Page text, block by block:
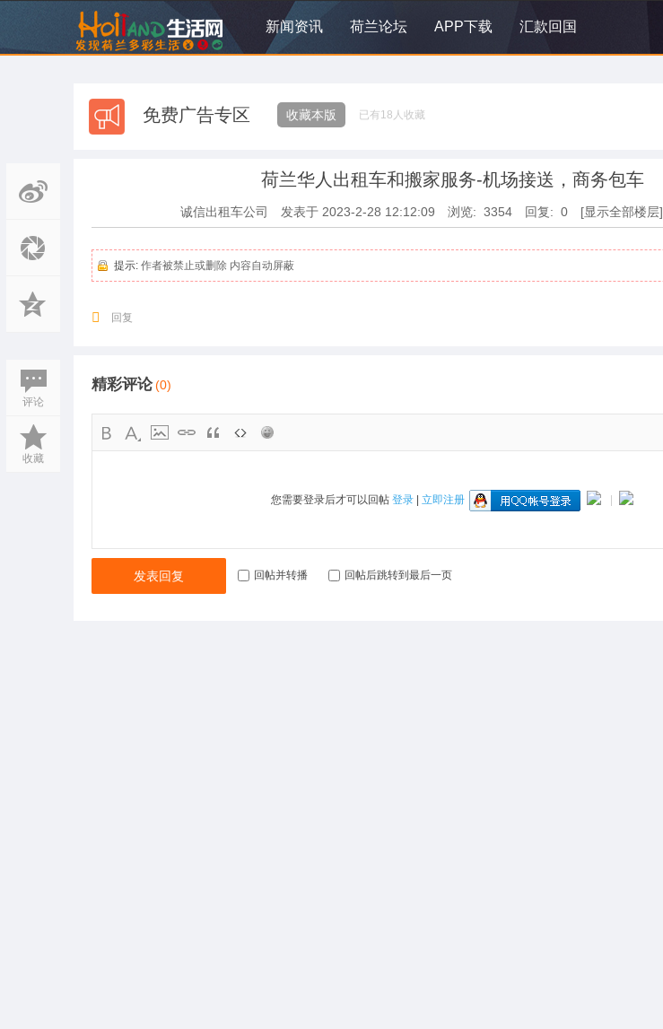
新闻资讯 荷兰论坛 APP下载 汇款回国
免费广告专区 收藏本版 已有18 人收藏
评论
收藏
荷兰华人出租车和搬家服务-机场接送，商务包车
诚信出租车公司 发表于 2023-2-28 12:12:09 浏览: 3354 回复: 0 [显示全部楼层]
提示: 作者被禁止或删除 内容自动屏蔽
回复
精彩评论(0)
您需要登录后才可以回帖 登录| 立即注册
发表回复 回帖并转播 回帖后跳转到最后一页